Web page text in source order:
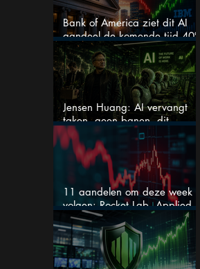
Bank of America ziet dit AI
aandeel de komende tijd 40%
stijgen na 20% daling
Jensen Huang: AI vervangt
taken, geen banen, dit
betekent het voor AI-aandelen
11 aandelen om deze week te
volgen: Rocket Lab, Applied
Materials en de zwaarste AI-
test